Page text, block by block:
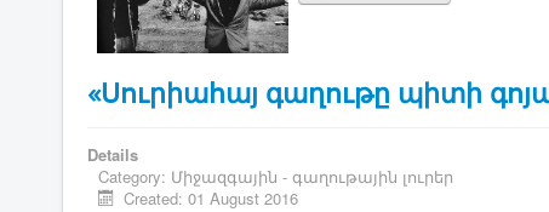
«Սուրիահայ գաղութը պիտի
Details
Category: Միջազգային - գաղութային լուրեր
Created: 01 August 2016